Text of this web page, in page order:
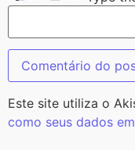
Este site utiliza o
como seus dados